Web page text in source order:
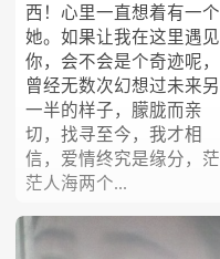
西！心里一直想着有一个
她。如果让我在这里遇见
你，会不会是个奇迹呢，
曾经无数次幻想过未来另
一半的样子，朦胧而亲
切，找寻至今，我才相
信，爱情终究是缘分，茫
茫人海两个...